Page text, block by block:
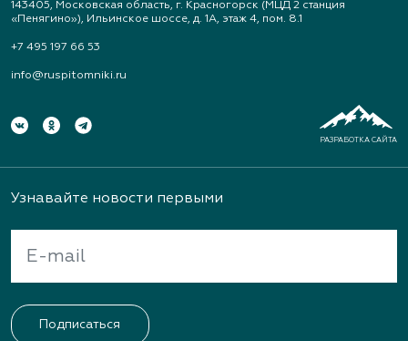
143405, Московская область, г. Красногорск (МЦД 2 станция
«Пенягино»), Ильинское шоссе, д. 1А, этаж 4, пом. 8.1
+7 495 197 66 53
info@ruspitomniki.ru
РАЗРАБОТКА САЙТА
Узнавайте новости первыми
Подписаться